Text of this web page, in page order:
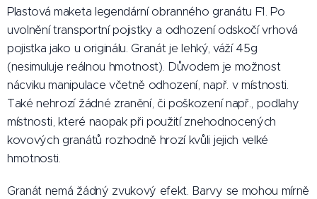
Plastová maketa legendární obranného granátu F1. Po
uvolnění transportní pojistky a odhození odskočí vrhová
pojistka jako u originálu. Granát je lehký, váží 45g
(nesimuluje reálnou hmotnost). Důvodem je možnost
nácviku manipulace včetně odhození, např. v místnosti.
Také nehrozí žádné zranění, či poškození např., podlahy
místnosti, které naopak při použití znehodnocených
kovových granátů rozhodně hrozí kvůli jejich velké
hmotnosti.
Granát nemá žádný zvukový efekt. Barvy se mohou mírně